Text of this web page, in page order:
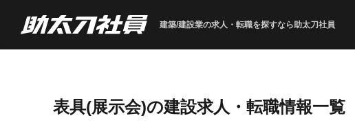
建築/建設業の求人・転職を探すなら助太刀社員
表具(展示会)の建設求人・転職情報一覧